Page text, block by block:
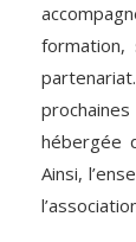
hébergée
Ainsi,